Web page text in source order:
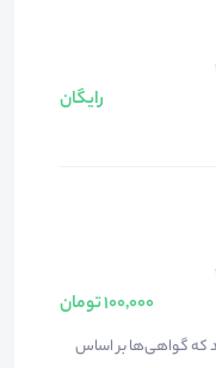
رایگان
100,000 تومان
که گواهی‌ها بر اساس